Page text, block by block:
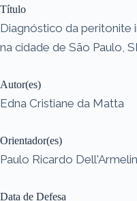
Título
Diagnóstico da peritonite
na cidade de São Paulo,
Autor(es)
Edna Cristiane da Matta
Orientador(es)
Paulo Ricardo
Data de Defesa